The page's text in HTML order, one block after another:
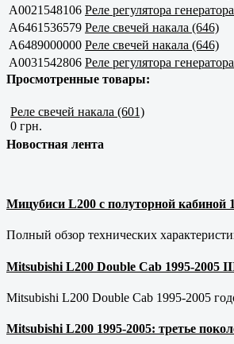
A0021548106 Реле регулятора
A6461536579 Реле свечей накала (646)
A6489000000 Реле свечей накала (646)
A0031542806 Реле регулятора
Просмотренные товары:
Реле свечей накала (601)
0 грн.
Новостная лента
Мицубиси L200 с полуторной кабиной
Полный обзор технических
Mitsubishi L200 Double Cab 1995-2005
Mitsubishi L200 Double Cab 1995-2005
Mitsubishi L200 1995-2005: третье